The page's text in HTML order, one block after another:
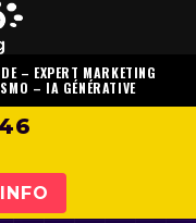
– EXPERT MARKETING
– IA GÉNÉRATIVE